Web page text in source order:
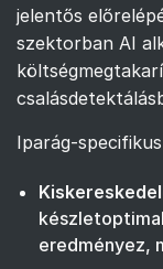
jelentős
szektorban AI
Iparág-
eredményez,